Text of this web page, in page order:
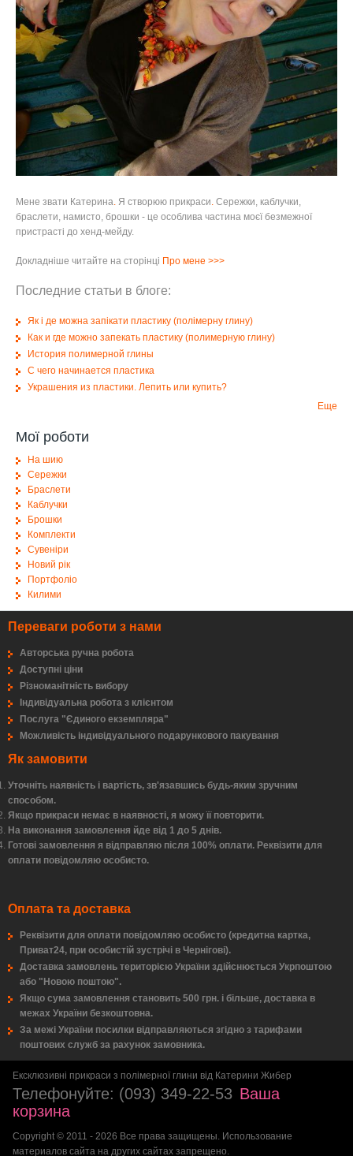
Мене звати Катерина.Я створюю прикраси.Сережки, каблучки,
браслети, намисто, брошки - це особлива частина моєї безмежної
пристрасті до хенд-мейду.
Докладніше читайте на сторінці Про мене >>>
Последние статьи в блоге:
Як і де можна запікати пластику (полімерну глину)
Как и где можно запекать пластику (полимерную глину)
История полимерной глины
С чего начинается пластика
Украшения из пластики. Лепить или купить?
Еще
Мої роботи
На шию
Сережки
Браслети
Каблучки
Брошки
Комплекти
Сувеніри
Новий рік
Портфоліо
Килими
Переваги роботи з нами
Авторська ручна робота
Доступні ціни
Різноманітність вибору
Індивідуальна робота з клієнтом
Послуга "Єдиного екземпляра"
Можливість індивідуального подарункового пакування
Як замовити
Уточніть наявність і вартість, зв'язавшись будь-яким зручним
способом.
Якщо прикраси немає в наявності, я можу її повторити.
На виконання замовлення йде від 1 до 5 днів.
Готові замовлення я відправляю після 100% оплати. Реквізити для
оплати повідомляю особисто.
Оплата та доставка
Реквізити для оплати повідомляю особисто (кредитна картка,
Приват24, при особистій зустрічі в Чернігові).
Доставка замовлень територією України здійснюється Укрпоштою
або "Новою поштою".
Якщо сума замовлення становить 500 грн. і більше, доставка в
межах України безкоштовна.
За межі України посилки відправляються згідно з тарифами
поштових служб за рахунок замовника.
Ексклюзивні прикраси з полімерної глини від Катерини Жибер
Телефонуйте: (093) 349-22-53 Ваша
корзина
Copyright © 2011 - 2026 Все права защищены. Использование
материалов сайта на других сайтах запрещено.